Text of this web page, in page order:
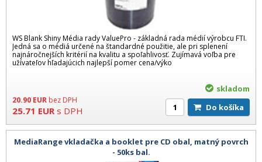
WS Blank Shiny Média rady ValuePro - základná rada médií výrobcu FTI.
Jedná sa o médiá určené na štandardné použitie, ale pri splenení
najnáročnejších kritérií na kvalitu a spoľahlivosť. Zujímavá voľba pre
užívateľov hľadajúcich najlepší pomer cena/výko
20.90 EUR bez DPH
25.71 EUR s DPH
skladom
Do košíka
MediaRange vkladačka a booklet pre CD obal, matný povrch
- 50ks bal.